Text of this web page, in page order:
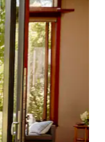
en faisant glisser.